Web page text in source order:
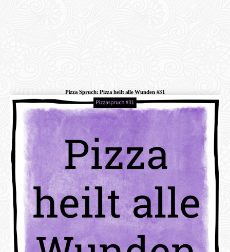
Pizza Spruch: Pizza heilt alle Wunden #31